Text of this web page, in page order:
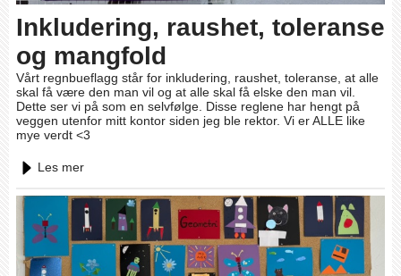
Inkludering, raushet, toleranse
og mangfold
Vårt regnbueflagg står for inkludering, raushet, toleranse, at alle
skal få være den man vil og at alle skal få elske den man vil.
Dette ser vi på som en selvfølge. Disse reglene har hengt på
veggen utenfor mitt kontor siden jeg ble rektor. Vi er ALLE like
mye verdt <3
Les mer